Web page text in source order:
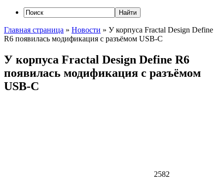
Главная страница » Новости » У корпуса Fractal Design Define
R6 появилась модификация с разъёмом USB-C
У корпуса Fractal Design Define R6
появилась модификация с разъёмом
USB-C
2582